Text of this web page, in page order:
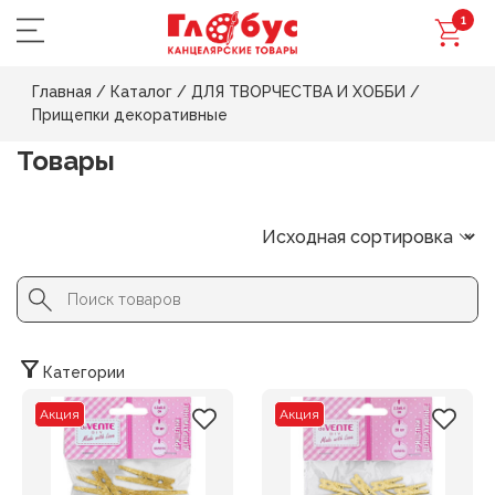
1
Главная / Каталог / ДЛЯ ТВОРЧЕСТВА И ХОББИ /
Прищепки декоративные
Товары
Search
for:
Button
Категории
Акция Акция